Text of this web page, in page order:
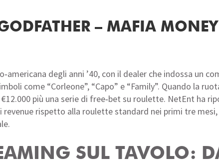
– MAFIA
degli anni ’40, con il dealer che indossa un
come “Corleone”, “Capo” e “Family”. Quando la
più una serie di free‑bet su roulette. NetEnt ha
revenue rispetto alla roulette standard nei primi tre
SUL TAVOLO: